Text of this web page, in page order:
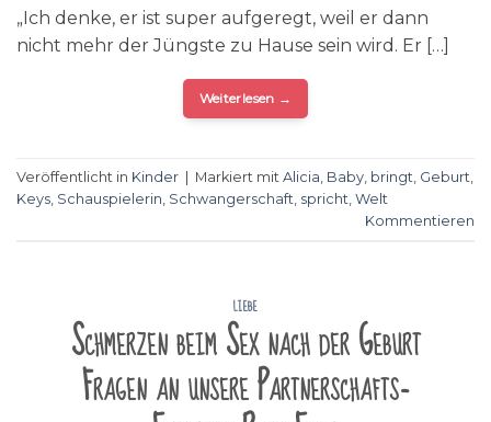
„Ich denke, er ist super aufgeregt, weil er dann
nicht mehr der Jüngste zu Hause sein wird. Er […]
Weiterlesen →
Veröffentlicht in Kinder | Markiert mit Alicia Baby bringt Geburt
Keys Schauspielerin Schwangerschaft spricht Welt
Kommentieren
LIEBE
Schmerzen beim Sex nach der Geburt
Fragen an unsere Partnerschafts-